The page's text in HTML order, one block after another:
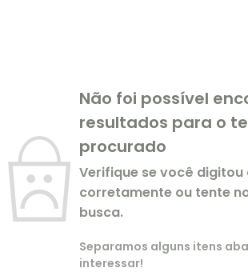
Não foi possível
resultados para o
procurado
Verifique se você
corretamente ou tente
busca.
Separamos alguns itens
interessar!